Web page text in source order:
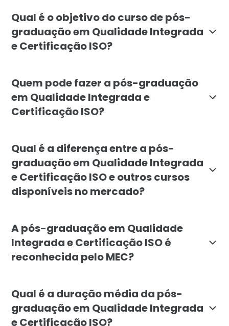
Qual é o objetivo do curso de pós-
graduação em Qualidade Integrada
e Certificação ISO?
Quem pode fazer a pós-graduação
em Qualidade Integrada e
Certificação ISO?
Qual é a diferença entre a pós-
graduação em Qualidade Integrada
e Certificação ISO e outros cursos
disponíveis no mercado?
A pós-graduação em Qualidade
Integrada e Certificação ISO é
reconhecida pelo MEC?
Qual é a duração média da pós-
graduação em Qualidade Integrada
e Certificação ISO?